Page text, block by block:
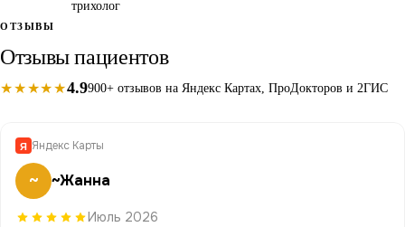
трихолог
ОТЗЫВЫ
Отзывы пациентов
★★★★★4.9900+ отзывов на Яндекс Картах, ПроДокторов и 2ГИС
Я Яндекс Карты
~ ~Жанна
Июль 2026